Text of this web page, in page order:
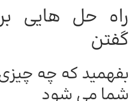
راه حل هایی
گفتن
بفهمید که چه
شما می شود